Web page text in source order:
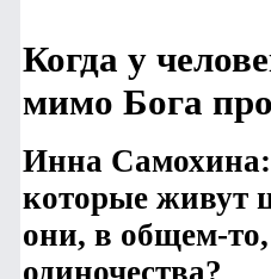
Когда у
мимо Бога
Инна Самохина:
которые живут
они, в общем-
одиночества?